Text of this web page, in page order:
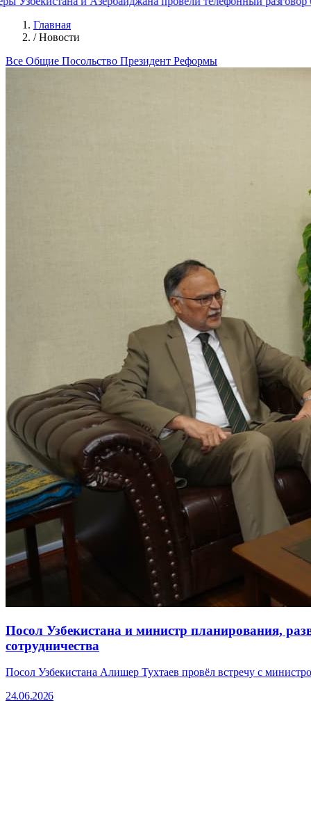
Главная
/ Новости
Все Общие Посольство Президент Реформы
Посол Узбекистана и министр планирования,
сотрудничества
Посол Узбекистана Алишер Тухтаев провёл встречу с
24.06.2026